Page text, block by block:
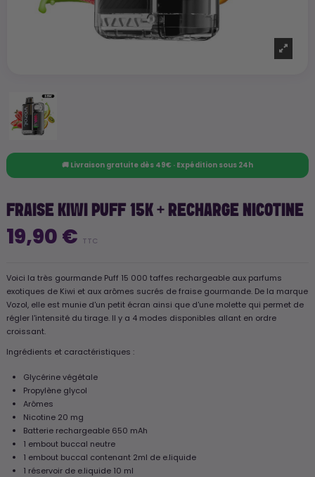
🚚 Livraison gratuite dès 49€ · Expédition sous 24h
FRAISE KIWI PUFF 15K + RECHARGE NICOTINE
19,90 € TTC
Voici la très gourmande Puff 15 000 taffes rechargeable aux parfums
exotiques de Kiwi et aux arômes sucrés de fraise gourmande. De la marque
Vozol, elle est munie d'un petit écran ainsi que d'une molette qui permet de
régler l'intensité du tirage. Il y a 4 modes disponibles allant en ordre
croissant.
Ingrédients et caractéristiques :
Glycérine végétale
Propylène glycol
Arômes
Nicotine 20 mg
Batterie rechargeable 650 mAh
1 embout buccal neutre
1 embout buccal contenant 2ml de e.liquide
1 réservoir de e.liquide 10 ml